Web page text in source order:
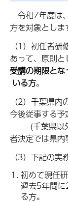
令和7年度は
方を対象としま
（1）初任者
あって、原則と
受講の期限とな
いる方。
（2）千葉県内
今後従事する予
(千葉県以外
者決定では県
（3）下記の実
初めて現任
過去5年間に
る方。